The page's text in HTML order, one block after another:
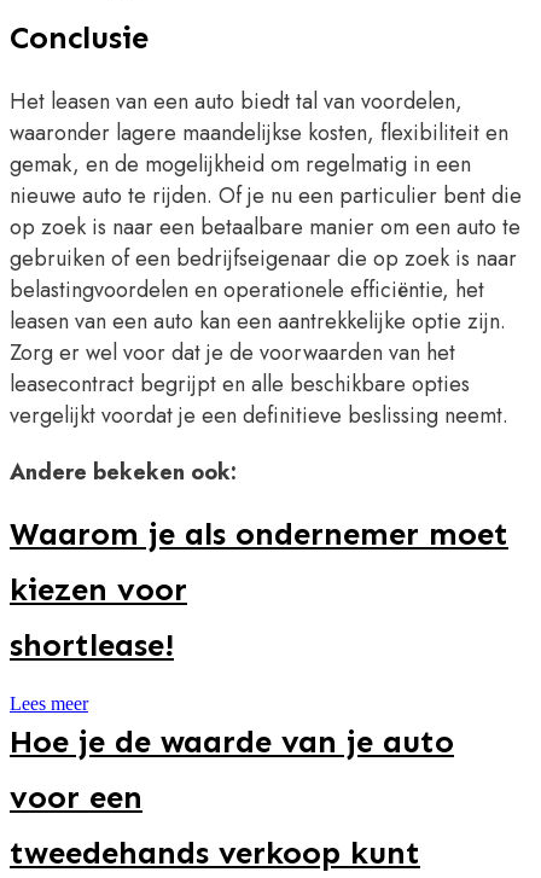
Conclusie
Het leasen van een auto biedt tal van voordelen,
waaronder lagere maandelijkse kosten, flexibiliteit en
gemak, en de mogelijkheid om regelmatig in een
nieuwe auto te rijden. Of je nu een particulier bent die
op zoek is naar een betaalbare manier om een auto te
gebruiken of een bedrijfseigenaar die op zoek is naar
belastingvoordelen en operationele efficiëntie, het
leasen van een auto kan een aantrekkelijke optie zijn.
Zorg er wel voor dat je de voorwaarden van het
leasecontract begrijpt en alle beschikbare opties
vergelijkt voordat je een definitieve beslissing neemt.
Andere bekeken ook:
Waarom je als ondernemer moet
kiezen voor
shortlease!
Lees meer
Hoe je de waarde van je auto
voor een
tweedehands verkoop kunt